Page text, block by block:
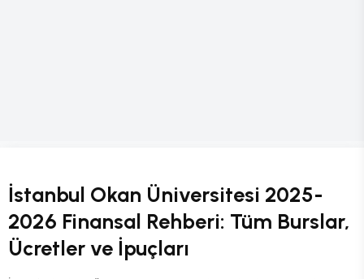
İstanbul Okan Üniversitesi 2025-
2026 Finansal Rehberi: Tüm Burslar,
Ücretler ve İpuçları